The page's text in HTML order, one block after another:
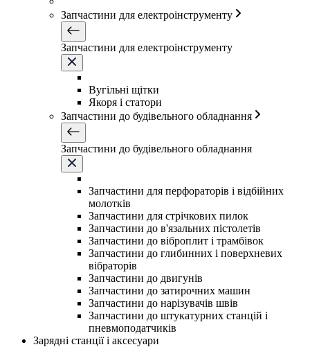
Запчастини для електроінструменту
Запчастини для електроінструменту
Вугільні щітки
Якоря і статори
Запчастини до будівельного обладнання
Запчастини до будівельного обладнання
Запчастини для перфораторів і відбійних
молотків
Запчастини для стрічкових пилок
Запчастини до в'язальних пістолетів
Запчастини до віброплит і трамбівок
Запчастини до глибинних і поверхневих
вібраторів
Запчастини до двигунів
Запчастини до затирочних машин
Запчастини до нарізувачів швів
Запчастини до штукатурних станцій і
пневмоподатчиків
Зарядні станції і аксесуари